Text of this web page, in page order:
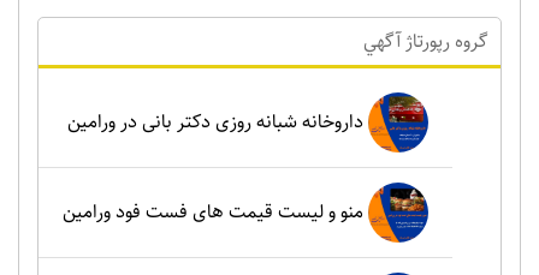
گروه رپورتاژ آگهي
داروخانه شبانه روزی دکتر بانی در ورامین
منو و لیست قیمت های فست فود ورامین